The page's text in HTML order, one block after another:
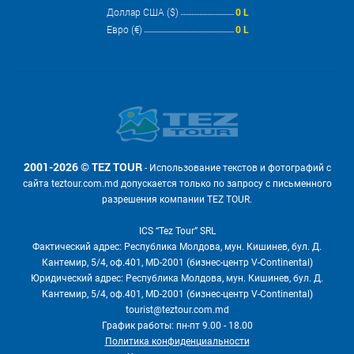
Доллар США ($)
0 L
Евро (€)
0 L
2001-2026 © TEZ TOUR- Использование текстов и фотографий с
сайта teztour.com.md допускается только по запросу с письменного
разрешения компании TEZ TOUR.
ICS “Tez Tour” SRL
Фактический адрес: Республика Молдова, мун. Кишинев, бул. Д.
Кантемир, 5/4, оф.401, MD-2001 (бизнес-центр V-Continental)
Юридический адрес: Республика Молдова, мун. Кишинев, бул. Д.
Кантемир, 5/4, оф.401, MD-2001 (бизнес-центр V-Continental)
tourist@teztour.com.md
График работы: пн-пт 9.00 - 18.00
Политика конфиденциальности